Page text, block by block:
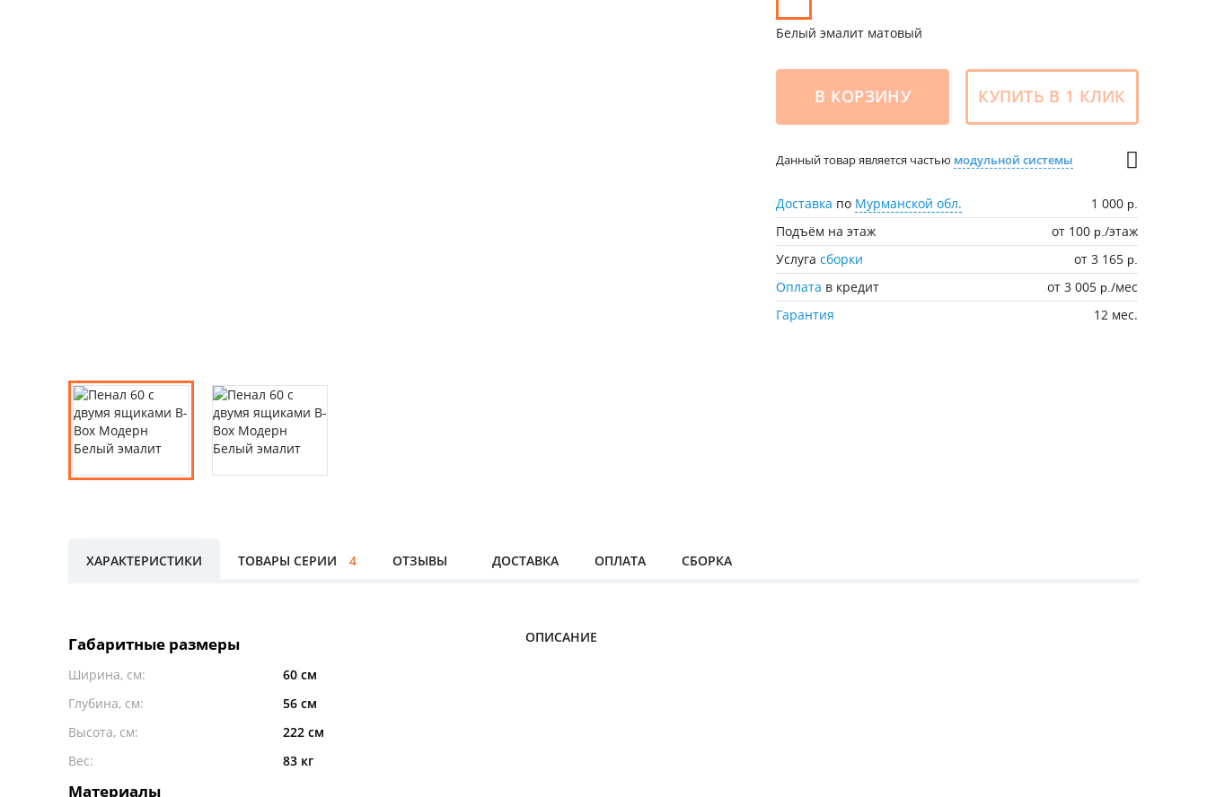
Белый эмалит матовый
В КОРЗИНУ КУПИТЬ В 1 КЛИК
Данный товар является частью модульной системы
Доставка по Мурманской обл. 1 000 р.
Подъём на этаж от 100 р./этаж
Услугасборки от 3 165 р.
Оплата в кредит от 3 005 р./мес
Гарантия
12 мес.
ХАРАКТЕРИСТИКИ ТОВАРЫ СЕРИИ 4 ОТЗЫВЫ ДОСТАВКА ОПЛАТА СБОРКА
Габаритные размеры
Ширина, см:
60 см
Глубина, см:
56 см
Высота, см:
222 см
Вес:
83 кг
Материалы
ОПИСАНИЕ